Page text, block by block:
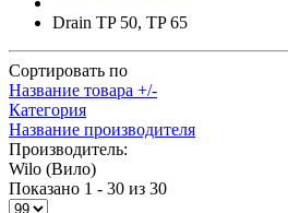
Drain TP 50, TP 65
Сортировать по
Название товара +/-
Категория
Название производителя
Производитель:
Wilo (Вило)
Показано 1 - 30 из 30